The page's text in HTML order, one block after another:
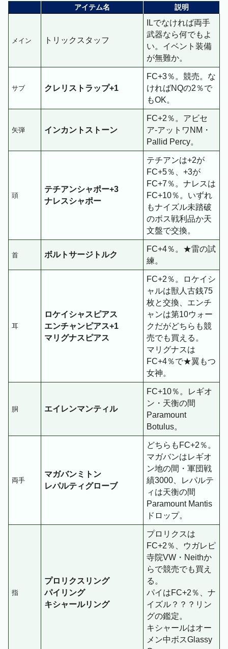
アイテム名 説明
メイン トリックスタッフ
ILでなければ両手
武器なら何でもよ
い。イベント装備
が無難か。
サブ クレリストラップ+1
FC+3％。競売。な
ければNQの2％で
もOK。
矢弾 インカントストーン
FC+2％。アビセ
ア-アットワNM・
Pallid Percy。
頭
テチアンシャポー+3
ナレスシャポー
テチアンは+2が
FC+5％、+3が
FC+7％。ナレスは
FC+10％。いずれ
もナイズル未踏破
のボス戦利品か天
文盤で交換。
首 ボルトサージトルク
FC+4％。★雷の試
練。
耳
ロケイシャスピアス
エンチャンピアス+1
マリグナスピアス
FC+2％。ロケイシ
ャルは獣人古銭75
枚と交換、エンチ
ャンは第10ウォー
クだがどちらも競
売でも買える。
マリグナスは
FC+4％で★翼もつ
女神。
胴 エイレンマンティル
FC+10％。レギオ
ン・天衡の間
Paramount
Botulus。
両手
マガバンミトン
レパルティグローブ
どちらもFC+2％。
マガバンはレギオ
ン地の間・軍団戦
績3000、レパルテ
ィは天衡の間
Paramount Mantis
ドロップ。
指
プロリクスリング
パイリング
キシャールリング
プロリクスは
FC+2％、ウガレピ
寺院VW・Neithか
らで競売でも買え
る。
パイはFC+2％、ナ
イズル？？？リン
グの鑑定。
キシャールはオー
メン中ボスGlassy